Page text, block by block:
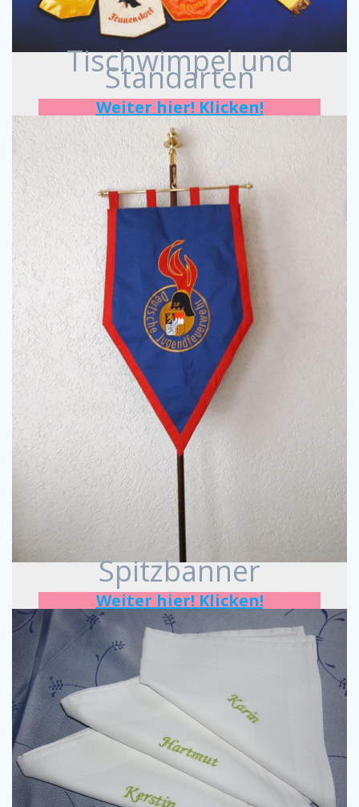
Tischwimpel und
Standarten
Weiter hier! Klicken!
Spitzbanner
Weiter hier! Klicken!